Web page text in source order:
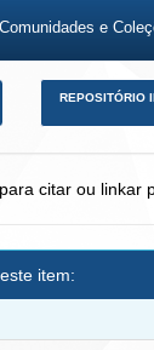
Comunidades e
REPOSITÓRIO
citar ou linkar
item: